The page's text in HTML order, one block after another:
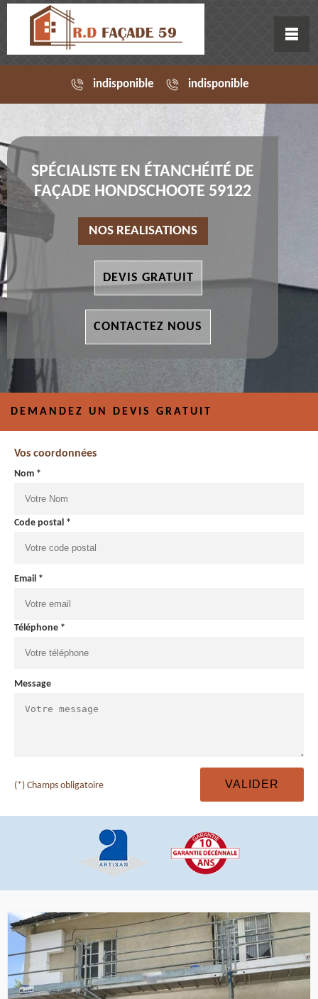
indisponible indisponible
SPÉCIALISTE EN ÉTANCHÉITÉ DE
FAÇADE HONDSCHOOTE 59122
NOS REALISATIONS
DEVIS GRATUIT
CONTACTEZ NOUS
DEMANDEZ UN DEVIS GRATUIT
Vos coordonnées
Nom *
Code postal *
Email *
Téléphone *
Message
(*) Champs obligatoire